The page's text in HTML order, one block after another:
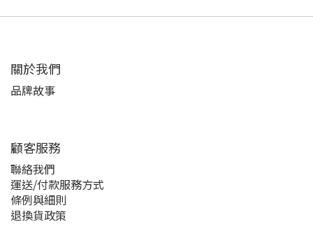
關於我們
品牌故事
顧客服務
聯絡我們
運送/付款服務方式
條例與細則
退換貨政策